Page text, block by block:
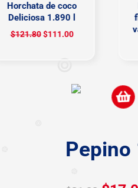
Horchata de coco
Deliciosa 1.890 l
121.80$111.00
Pepino